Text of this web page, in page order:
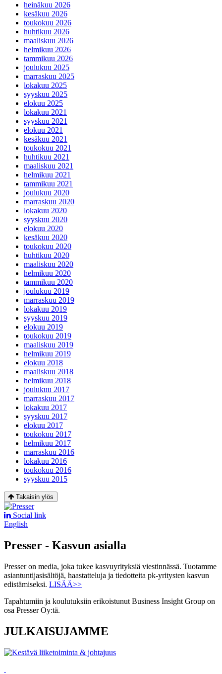
heinäkuu 2026
kesäkuu 2026
toukokuu 2026
huhtikuu 2026
maaliskuu 2026
helmikuu 2026
tammikuu 2026
joulukuu 2025
marraskuu 2025
lokakuu 2025
syyskuu 2025
elokuu 2025
lokakuu 2021
syyskuu 2021
elokuu 2021
kesäkuu 2021
toukokuu 2021
huhtikuu 2021
maaliskuu 2021
helmikuu 2021
tammikuu 2021
joulukuu 2020
marraskuu 2020
lokakuu 2020
syyskuu 2020
elokuu 2020
kesäkuu 2020
toukokuu 2020
huhtikuu 2020
maaliskuu 2020
helmikuu 2020
tammikuu 2020
joulukuu 2019
marraskuu 2019
lokakuu 2019
syyskuu 2019
elokuu 2019
toukokuu 2019
maaliskuu 2019
helmikuu 2019
elokuu 2018
maaliskuu 2018
helmikuu 2018
joulukuu 2017
marraskuu 2017
lokakuu 2017
syyskuu 2017
elokuu 2017
toukokuu 2017
helmikuu 2017
marraskuu 2016
lokakuu 2016
toukokuu 2016
syyskuu 2015
Takaisin ylös
Social link
English
Presser - Kasvun asialla
Presser on media, joka tukee kasvuyrityksiä viestinnässä. Tuotamme
asiantuntijasisältöjä, haastatteluja ja tiedotteita pk-yritysten kasvun
edistämiseksi. LISÄÄ>>
Tapahtumiin ja koulutuksiin erikoistunut Business Insight Group on
osa Presser Oy:tä.
JULKAISUJAMME